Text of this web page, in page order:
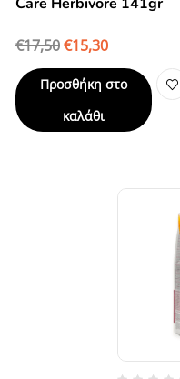
€17,50€15,30
Προσθήκη στο
καλάθι